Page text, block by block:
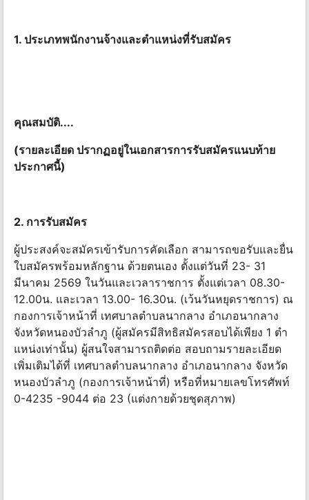
1. ประเภทพนักงานจ้างและตําแหน่งที่รับสมัคร
คุณสมบัติ....
(รายละเอียด ปรากฏอยู่ในเอกสารการรับสมัครแนบท้าย
ประกาศนี้)
2. การรับสมัคร
ผู้ประสงค์จะสมัครเข้ารับการคัดเลือก สามารถขอรับและยื่น
ใบสมัครพร้อมหลักฐาน ด้วยตนเอง ตั้งแต่วันที่ 23- 31
มีนาคม 2569 ในวันและเวลาราชการ ตั้งแต่เวลา 08.30-
12.00น. และเวลา 13.00- 16.30น. (เว้นวันหยุดราชการ) ณ
กองการเจ้าหน้าที่ เทศบาลตําบลนากลาง อําเภอนากลาง
จังหวัดหนองบัวลําภู (ผู้สมัครมีสิทธิสมัครสอบได้เพียง 1 ตํา
แหน่งเท่านั้น) ผู้สนใจสามารถติดต่อ สอบถามรายละเอียด
เพิ่มเติมได้ที่ เทศบาลตําบลนากลาง อําเภอนากลาง จังหวัด
หนองบัวลําภู (กองการเจ้าหน้าที่) หรือที่หมายเลขโทรศัพท์
0-4235 -9044 ต่อ 23 (แต่งกายด้วยชุดสุภาพ)